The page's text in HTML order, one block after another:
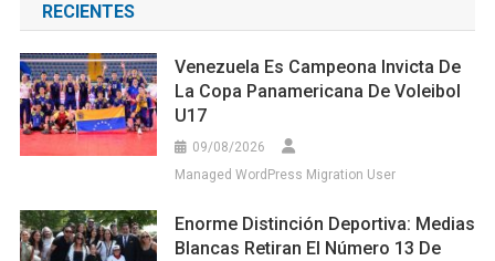
RECIENTES
Venezuela Es Campeona Invicta De
La Copa Panamericana De Voleibol
U17
09/08/2026
Managed WordPress Migration User
Enorme Distinción Deportiva: Medias
Blancas Retiran El Número 13 De